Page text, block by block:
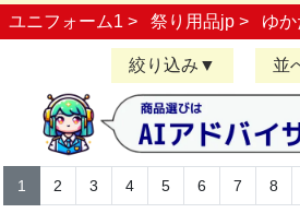
ユニフォーム1 > 祭り用品jp > ゆか
絞り込み 並
1 2 3 4 5 6 7 8